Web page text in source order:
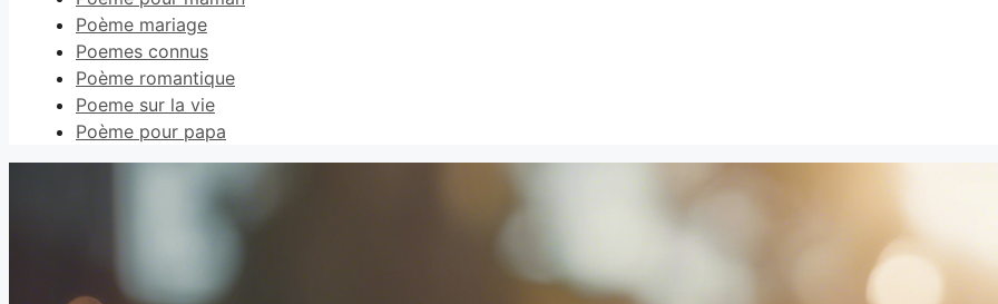
Poème mariage
Poemes connus
Poème romantique
Poeme sur la vie
Poème pour papa